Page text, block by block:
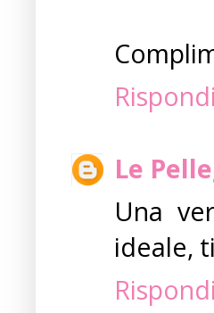
Rispondi
Le
Una
ideale,
Rispondi